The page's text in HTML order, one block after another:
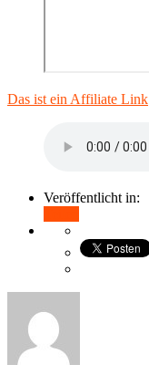
Das ist ein Affiliate Link
Veröffentlicht in: